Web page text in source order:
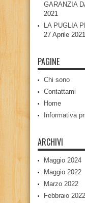
GARANZIA
2021
LA PUGLIA
27 Aprile 2021
PAGINE
Chi sono
Contattami
Home
Informativa
ARCHIVI
Maggio 2024
Maggio 2022
Marzo 2022
Febbraio 2022